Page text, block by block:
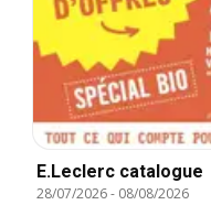
E.Leclerc catalogue
28/07/2026- 08/08/2026